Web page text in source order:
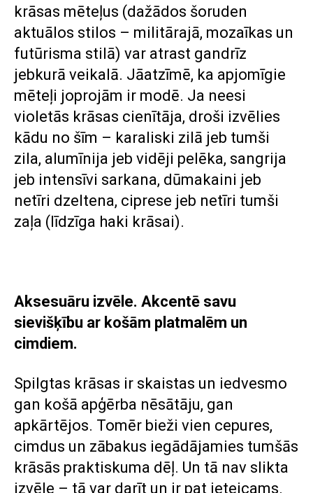
krāsas mēteļus (dažādos šoruden
aktuālos stilos – militārajā, mozaīkas un
futūrisma stilā) var atrast gandrīz
jebkurā veikalā. Jāatzīmē, ka apjomīgie
mēteļi joprojām ir modē. Ja neesi
violetās krāsas cienītāja, droši izvēlies
kādu no šīm – karaliski zilā jeb tumši
zila, alumīnija jeb vidēji pelēka, sangrija
jeb intensīvi sarkana, dūmakaini jeb
netīri dzeltena, ciprese jeb netīri tumši
zaļa (līdzīga haki krāsai).
Aksesuāru izvēle. Akcentē savu
sievišķību ar košām platmalēm un
cimdiem.
Spilgtas krāsas ir skaistas un iedvesmo
gan košā apģērba nēsātāju, gan
apkārtējos. Tomēr bieži vien cepures,
cimdus un zābakus iegādājamies tumšās
krāsās praktiskuma dēļ. Un tā nav slikta
izvēle – tā var darīt un ir pat ieteicams.